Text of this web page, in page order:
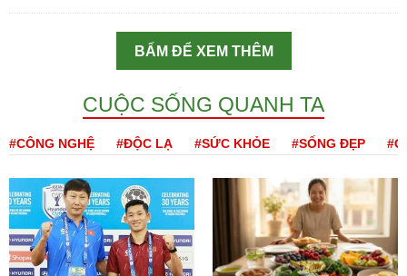
BẤM ĐỂ XEM THÊM
CUỘC SỐNG QUANH TA
#CÔNG NGHỆ #ĐỘC LẠ #SỨC KHỎE #SỐNG ĐẸP